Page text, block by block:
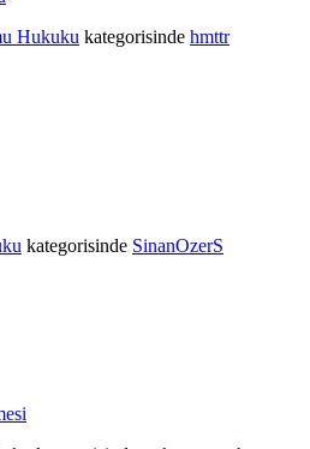
Hukuku kategorisinde hmttr
kategorisinde SinanOzerS